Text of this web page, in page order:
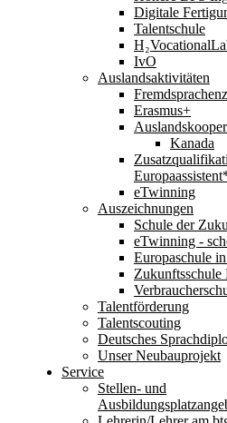
Digitale
Talentschule
IvO
Auslandsaktivitäten
Erasmus+
Kanada
eTwinning
Auszeichnungen
Schule der
eTwinning -
Europaschule
Zukunftsschule
Talentförderung
Talentscouting
Deutsches
Unser Neubauprojekt
Service
Stellen- und